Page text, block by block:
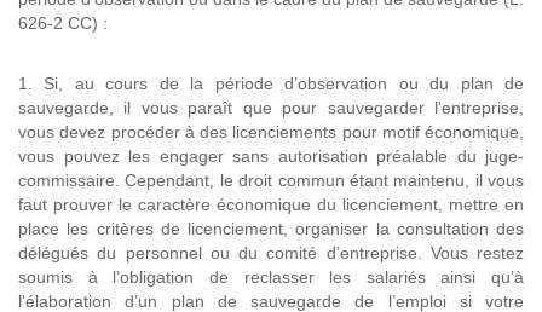
626-2 CC) :
1. Si, au cours de la période d’observation ou du plan de
sauvegarde, il vous paraît que pour sauvegarder l’entreprise,
vous devez procéder à des licenciements pour motif économique,
vous pouvez les engager sans autorisation préalable du juge-
commissaire. Cependant, le droit commun étant maintenu, il vous
faut prouver le caractère économique du licenciement, mettre en
place les critères de licenciement, organiser la consultation des
délégués du personnel ou du comité d’entreprise. Vous restez
soumis à l’obligation de reclasser les salariés ainsi qu’à
l’élaboration d’un plan de sauvegarde de l’emploi si votre